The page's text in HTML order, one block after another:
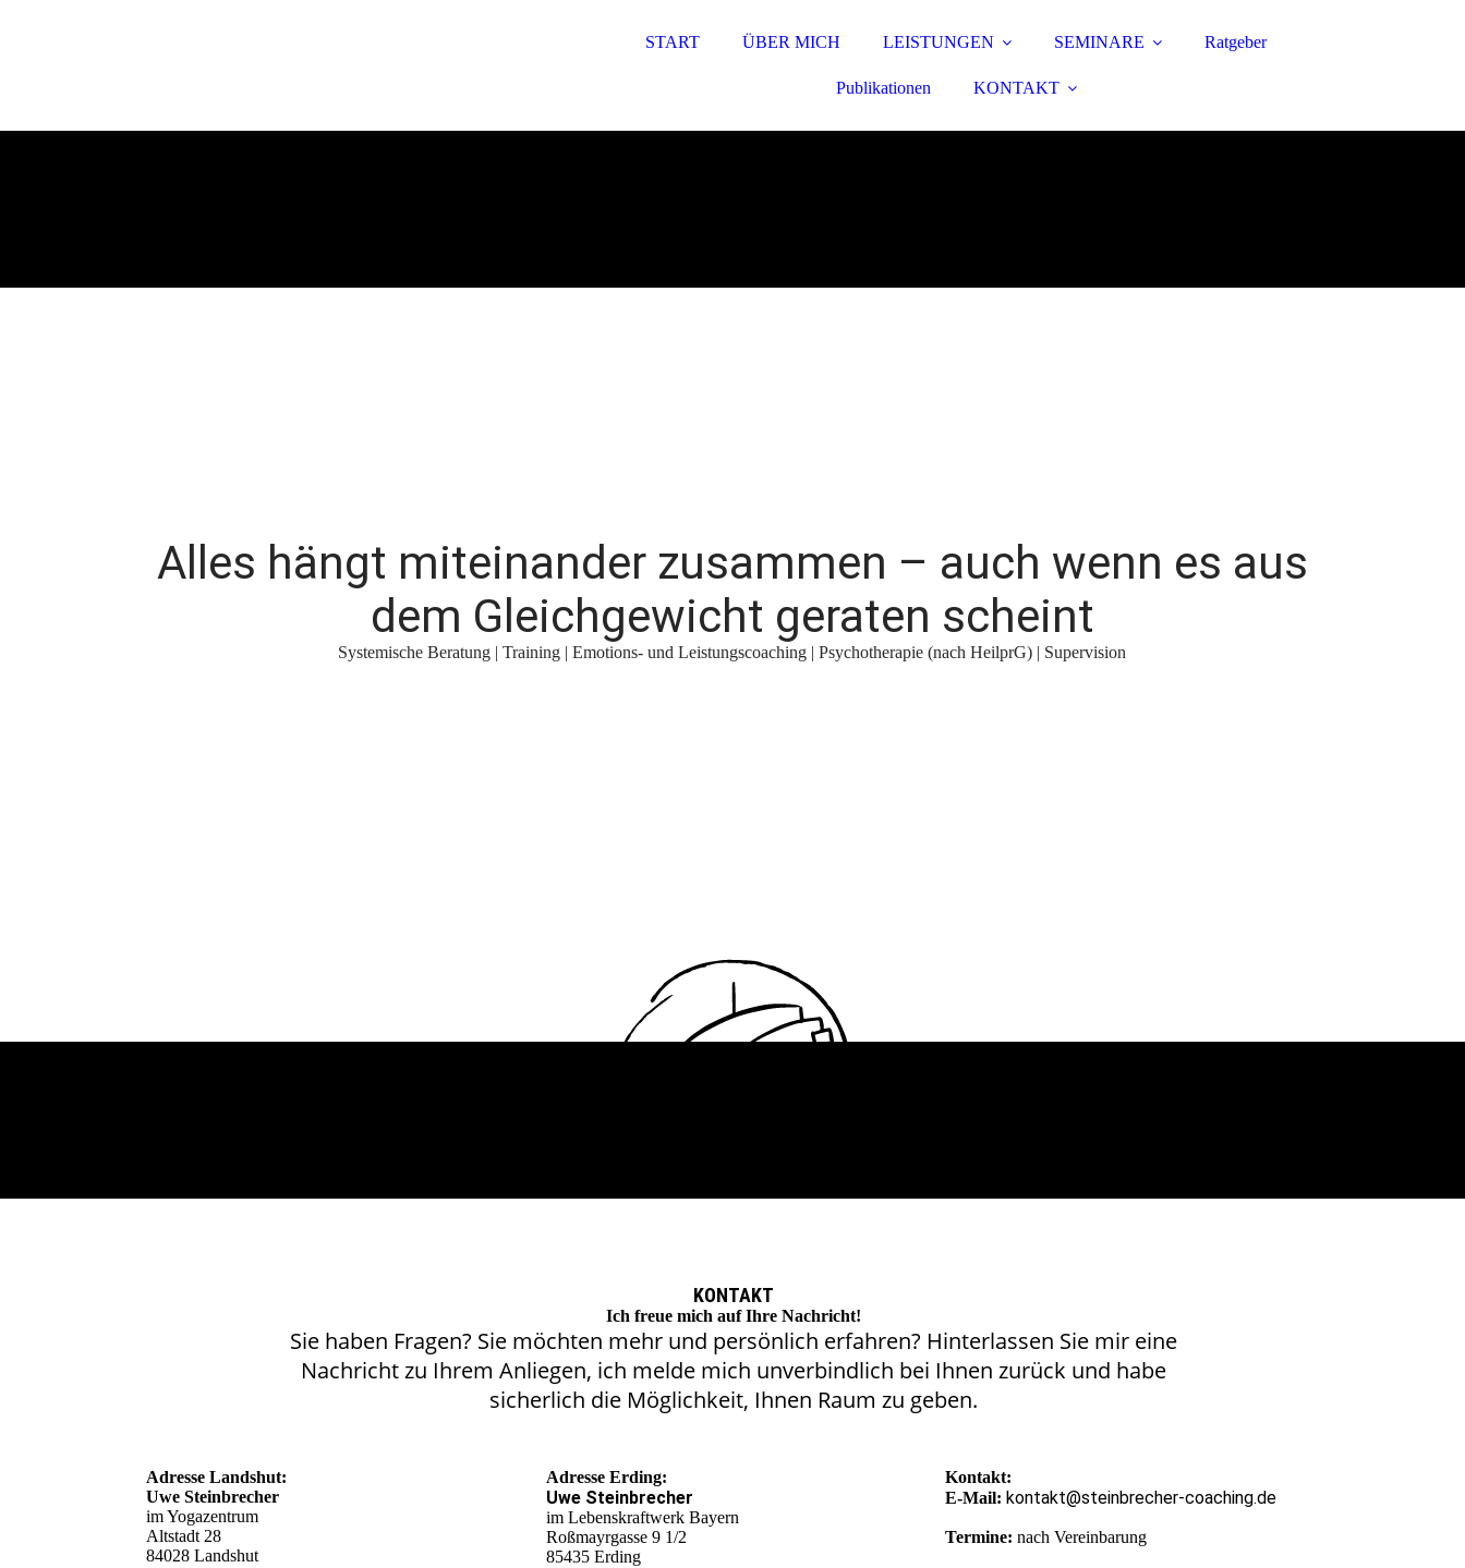
START ÜBER MICH LEISTUNGEN SEMINARE Ratgeber
Publikationen KONTAKT
Alles hängt miteinander zusammen – auch wenn es aus
dem Gleichgewicht geraten scheint
Systemische Beratung | Training | Emotions- und Leistungscoaching | Psychotherapie (nach HeilprG) | Supervision
KONTAKT
Ich freue mich auf Ihre Nachricht!
Sie haben Fragen? Sie möchten mehr und persönlich erfahren? Hinterlassen Sie mir eine
Nachricht zu Ihrem Anliegen, ich melde mich unverbindlich bei Ihnen zurück und habe
sicherlich die Möglichkeit, Ihnen Raum zu geben.
Adresse Landshut:
Uwe Steinbrecher
im Yogazentrum
Altstadt 28
84028 Landshut
Adresse Erding:
Uwe Steinbrecher
im Lebenskraftwerk Bayern
Roßmayrgasse 9 1/2
85435 Erding
Kontakt:
E-Mail: kontakt@steinbrecher-coaching.de
Termine:nach Vereinbarung